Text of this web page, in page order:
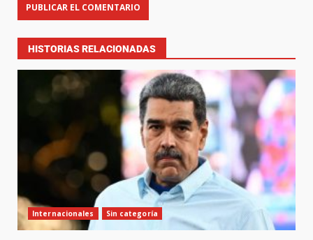
HISTORIAS RELACIONADAS
Internacionales Sin categoría